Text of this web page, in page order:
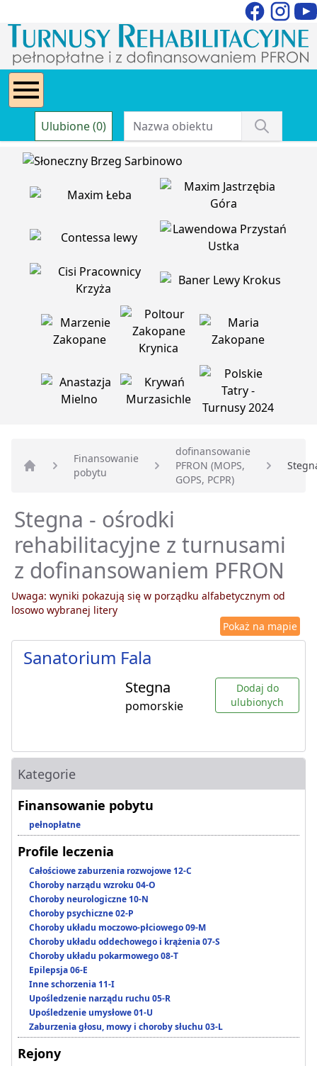
Ulubione (0)
Strona główna
Finansowanie
pobytu
dofinansowanie
PFRON (MOPS,
GOPS, PCPR)
Stegna - ośrodki
rehabilitacyjne z turnusami
z dofinansowaniem PFRON
Uwaga: wyniki pokazują się w porządku alfabetycznym od
losowo wybranej litery
Pokaż na mapie
Sanatorium Fala
Stegna
pomorskie
Dodaj do
ulubionych
Kategorie
Finansowanie pobytu
pełnopłatne
Profile leczenia
Całościowe zaburzenia rozwojowe 12-C
Choroby narządu wzroku 04-O
Choroby neurologiczne 10-N
Choroby psychiczne 02-P
Choroby układu moczowo-płciowego 09-M
Choroby układu oddechowego i krążenia 07-S
Choroby układu pokarmowego 08-T
Epilepsja 06-E
Inne schorzenia 11-I
Upośledzenie narządu ruchu 05-R
Upośledzenie umysłowe 01-U
Zaburzenia głosu, mowy i choroby słuchu 03-L
Rejony